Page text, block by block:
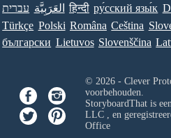
עברית العَرَبِيَّة हिन्दी ру́сский язы́к
Türkçe Polski Româna Ceština
български Lietuvos Slovenščina
© 2026 - Clever
voorbehouden.
StoryboardThat is
LLC, en
Office